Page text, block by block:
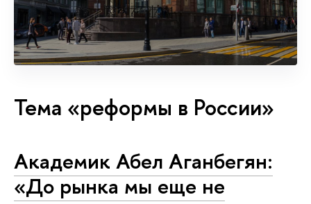
Тема «реформы в России»
Академик Абел Аганбегян:
«До рынка мы еще не